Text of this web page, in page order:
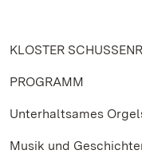
KLOSTER
PROGRAMM
Unterhaltsames
Musik und